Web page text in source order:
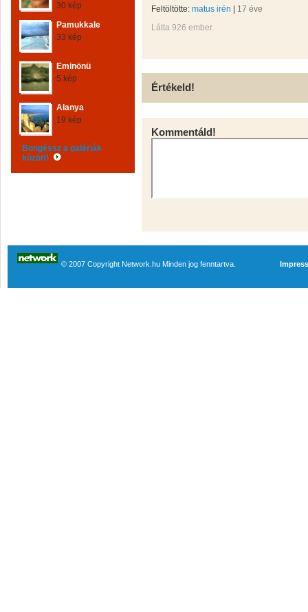
30 kép
Pamukkale
33 kép
Eminönü
5 kép
Alanya
19 kép
Böngéssz a galériák
között!
Feltöltötte: matus irén
17 éve
Látta 926 ember.
Értékeld!
Kommentáld!
© 2007 Copyright Network.hu Minden jog fenntartva.